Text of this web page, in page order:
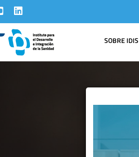
SOBRE IDIS